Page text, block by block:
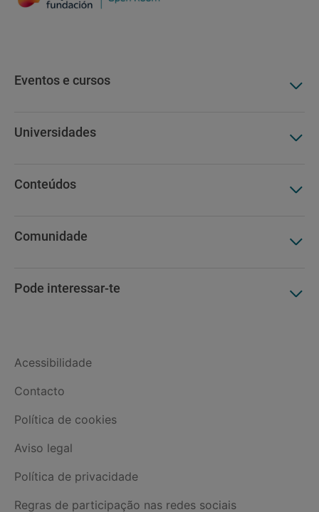
Regulamentar a transição energética
Eventos e cursos
Universidades
Conteúdos
Comunidade
Pode interessar-te
Acessibilidade
Contacto
Política de cookies
Aviso legal
Política de privacidade
Regras de participação nas redes sociais